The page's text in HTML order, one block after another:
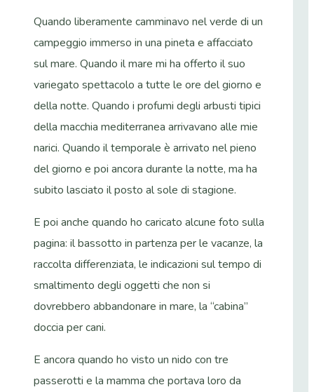
Quando liberamente camminavo nel verde di un
campeggio immerso in una pineta e affacciato
sul mare. Quando il mare mi ha offerto il suo
variegato spettacolo a tutte le ore del giorno e
della notte. Quando i profumi degli arbusti tipici
della macchia mediterranea arrivavano alle mie
narici. Quando il temporale è arrivato nel pieno
del giorno e poi ancora durante la notte, ma ha
subito lasciato il posto al sole di stagione.
E poi anche quando ho caricato alcune foto sulla
pagina: il bassotto in partenza per le vacanze, la
raccolta differenziata, le indicazioni sul tempo di
smaltimento degli oggetti che non si
dovrebbero abbandonare in mare, la “cabina”
doccia per cani.
E ancora quando ho visto un nido con tre
passerotti e la mamma che portava loro da